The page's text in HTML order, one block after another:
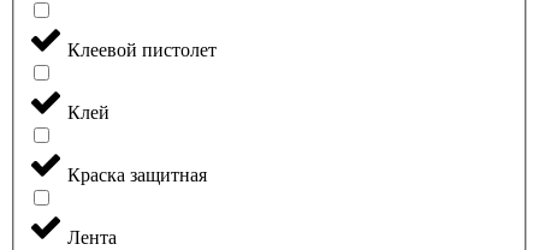
Клеевой пистолет
Клей
Краска защитная
Лента